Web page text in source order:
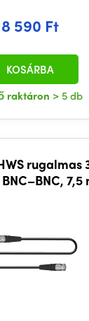
8 590 Ft
raktáron > 5 db
KOSÁRBA
rugalmas
7,5